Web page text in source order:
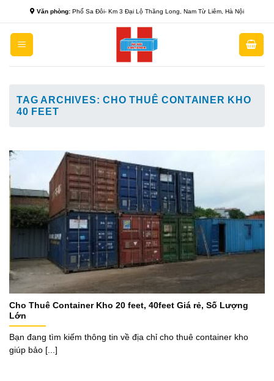
content
Văn phòng: Phố Sa Đôi- Km 3 Đại Lộ Thăng Long, Nam Từ Liêm, Hà Nội
TAG ARCHIVES:CHO THUÊ CONTAINER KHO
40 FEET
Cho Thuê Container Kho 20 feet, 40feet Giá rẻ, Số Lượng
Lớn
Bạn đang tìm kiếm thông tin về địa chỉ cho thuê container kho
giúp bảo [...]